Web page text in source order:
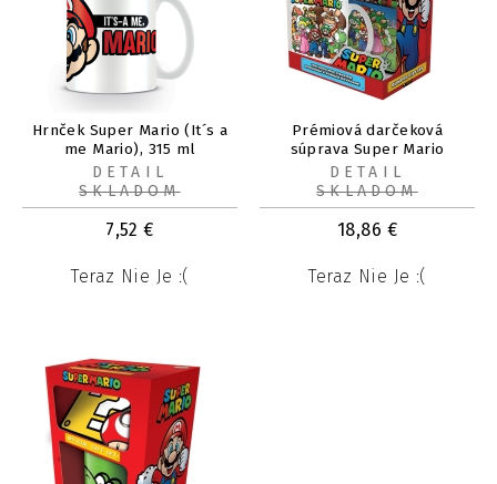
Hrnček Super Mario (It´s a
me Mario), 315 ml
7,52 €
Teraz Nie Je :(
DETAIL
SKLADOM
Prémiová darčeková
súprava Super Mario
18,86 €
Teraz Nie Je :(
DETAIL
SKLADOM